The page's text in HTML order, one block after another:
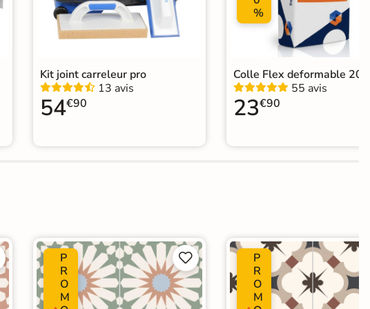
Kit joint carreleur pro
13 avis
54€90
%
Colle Flex deformable
55 avis
23€90
P
R
O
M


P
R
O
M